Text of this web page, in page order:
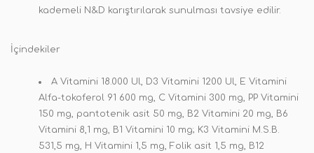
kademeli N&D karıştırılarak sunulması tavsiye edilir.
İçindekiler
A Vitamini 18.000 Ul, D3 Vitamini 1200 Ul, E Vitamini
Alfa-tokoferol 91 600 mg, C Vitamini 300 mg, PP Vitamini
150 mg, pantotenik asit 50 mg, B2 Vitamini 20 mg, B6
Vitamini 8,1 mg, B1 Vitamini 10 mg; K3 Vitamini M.S.B.
531,5 mg, H Vitamini 1,5 mg, Folik asit 1,5 mg, B12